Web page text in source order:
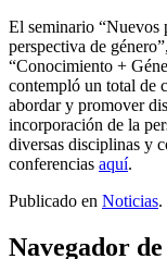
El seminario “Nuevos
perspectiva de
“Conocimiento +
contempló un total de
abordar y promover
incorporación de la
diversas disciplinas y
conferencias aquí.
Publicado en Noticias.
Navegador